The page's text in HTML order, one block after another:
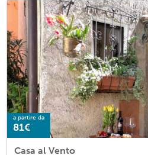
a partire da
81€
Casa al Vento